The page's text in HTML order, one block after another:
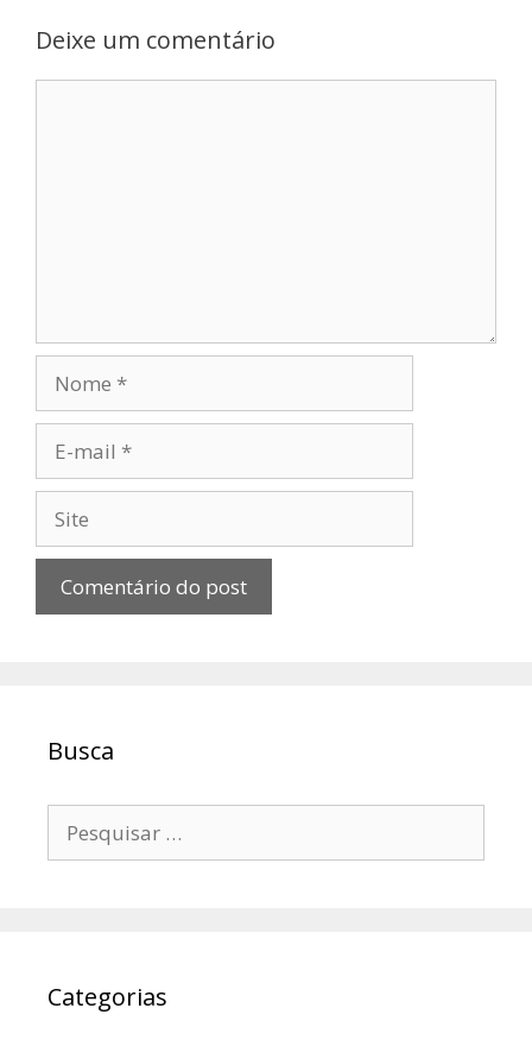
Deixe um comentário
mail
Busca
por:
Categorias